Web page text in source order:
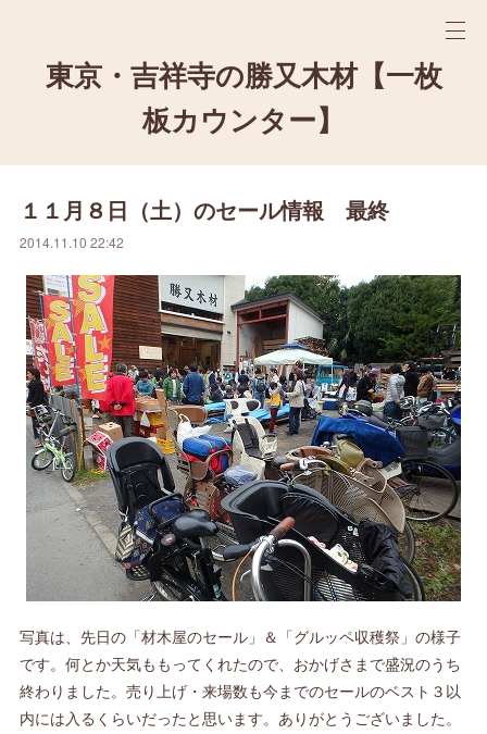
東京・吉祥寺の勝又木材【一枚
板カウンター】
１１月８日（土）のセール情報 最終
2014.11.10 22:42
写真は、先日の「材木屋のセール」＆「グルッペ収穫祭」の様子
です。何とか天気ももってくれたので、おかげさまで盛況のうち
終わりました。売り上げ・来場数も今までのセールのベスト３以
内には入るくらいだったと思います。ありがとうございました。